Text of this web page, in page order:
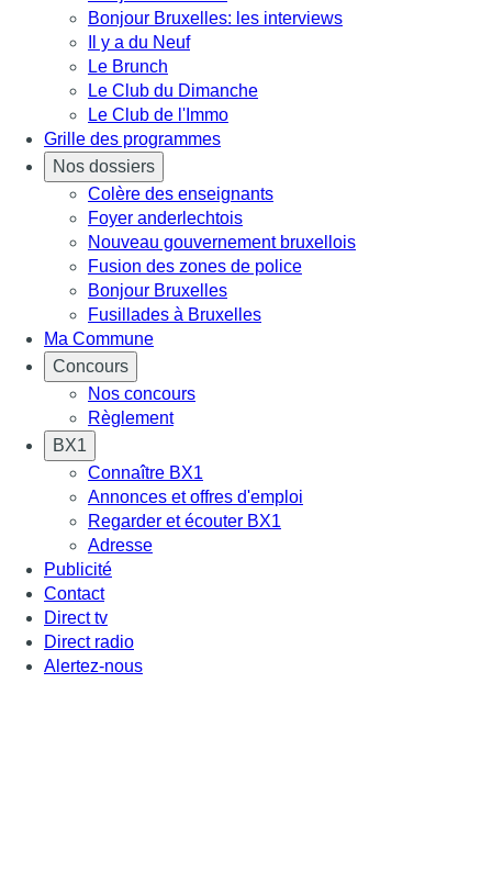
Bonjour Bruxelles: les interviews
Il y a du Neuf
Le Brunch
Le Club du Dimanche
Le Club de l'Immo
Grille des programmes
Nos dossiers
Colère des enseignants
Foyer anderlechtois
Nouveau gouvernement bruxellois
Fusion des zones de police
Bonjour Bruxelles
Fusillades à Bruxelles
Ma Commune
Concours
Nos concours
Règlement
BX1
Connaître BX1
Annonces et offres d'emploi
Regarder et écouter BX1
Adresse
Publicité
Contact
Direct tv
Direct radio
Alertez-nous